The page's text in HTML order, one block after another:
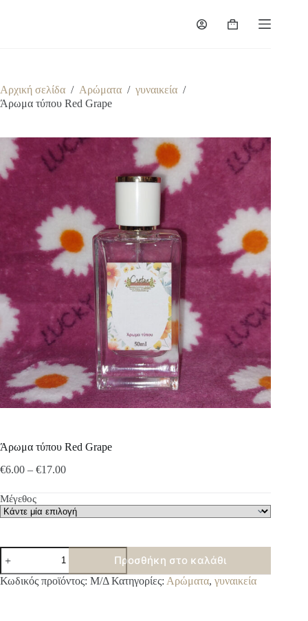
Καλάθι
Αρχική σελίδα / Αρώματα / γυναικεία /
Άρωμα τύπου Red Grape
Άρωμα τύπου Red Grape
€6.00 – €17.00Price
through
€17.00
Μέγεθος
Άρωμα
τύπου
Red
Grape
Προσθήκη στο καλάθι
A
Κωδικός προϊόντος: Μ/Δ Κατηγορίες: Αρώματα, γυναικεία